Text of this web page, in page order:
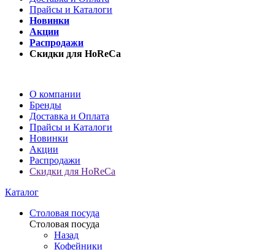
Прайсы и Каталоги
Новинки
Акции
Распродажи
Скидки для HoReCa
О компании
Бренды
Доставка и Оплата
Прайсы и Каталоги
Новинки
Акции
Распродажи
Скидки для HoReCa
Каталог
Столовая посуда
Столовая посуда
Назад
Кофейники